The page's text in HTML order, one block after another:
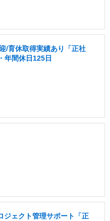
/育休取得実績あり「正社
年間休日125日
ジェクト管理サポート「正